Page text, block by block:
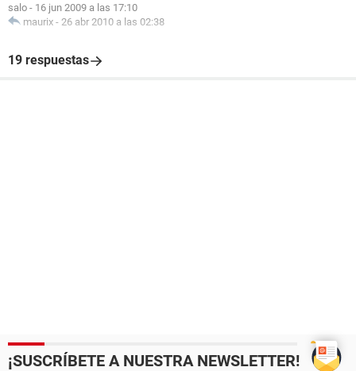
salo - 16 jun 2009 a las 17:10
maurix - 26 abr 2010 a las 02:38
19 respuestas
¡SUSCRÍBETE A NUESTRA NEWSLETTER!